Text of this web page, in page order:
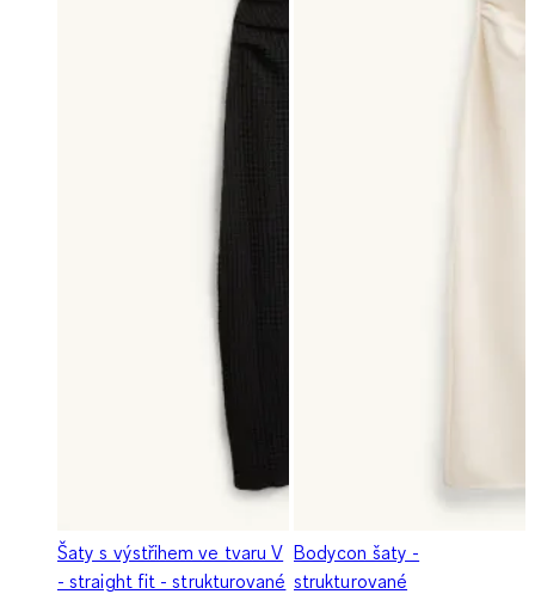
Šaty s výstřihem ve tvaru V
- straight fit - strukturované
Bodycon šaty -
strukturované